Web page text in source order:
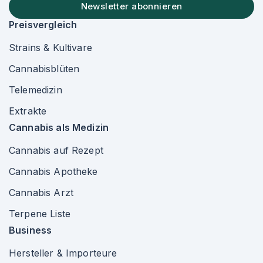
Newsletter abonnieren
Preisvergleich
Strains & Kultivare
Cannabisblüten
Telemedizin
Extrakte
Cannabis als Medizin
Cannabis auf Rezept
Cannabis Apotheke
Cannabis Arzt
Terpene Liste
Business
Hersteller & Importeure